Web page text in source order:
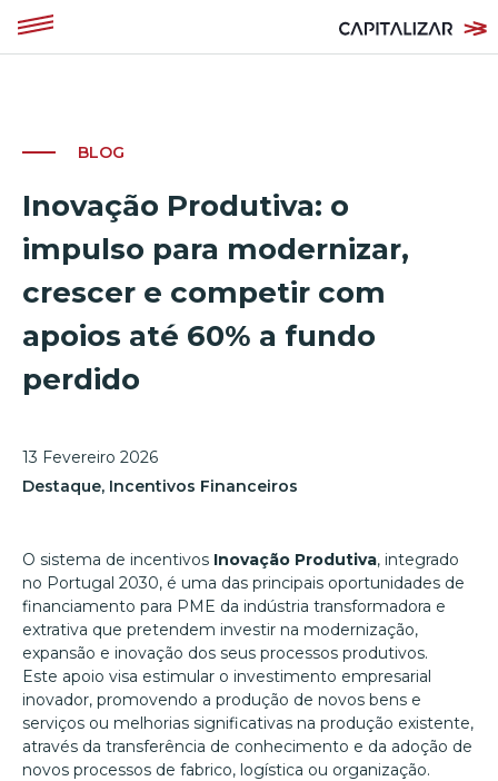
BLOG
Inovação Produtiva: o
impulso para modernizar,
crescer e competir com
apoios até 60% a fundo
perdido
13 Fevereiro 2026
Destaque, Incentivos Financeiros
O sistema de incentivos Inovação Produtiva, integrado
no Portugal 2030, é uma das principais oportunidades de
financiamento para PME da indústria transformadora e
extrativa que pretendem investir na modernização,
expansão e inovação dos seus processos produtivos.
Este apoio visa estimular o investimento empresarial
inovador, promovendo a produção de novos bens e
serviços ou melhorias significativas na produção existente,
através da transferência de conhecimento e da adoção de
novos processos de fabrico, logística ou organização.